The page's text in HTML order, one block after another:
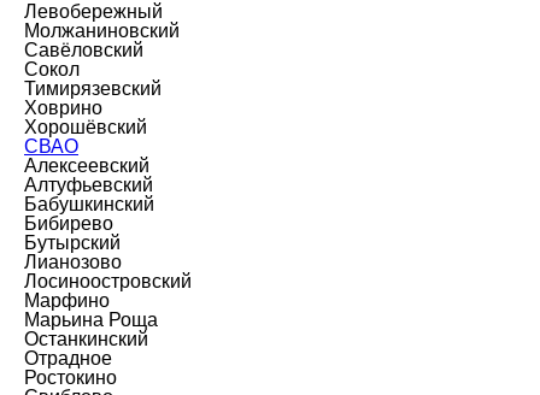
Левобережный
Молжаниновский
Савёловский
Сокол
Тимирязевский
Ховрино
Хорошёвский
СВАО
Алексеевский
Алтуфьевский
Бабушкинский
Бибирево
Бутырский
Лианозово
Лосиноостровский
Марфино
Марьина Роща
Останкинский
Отрадное
Ростокино